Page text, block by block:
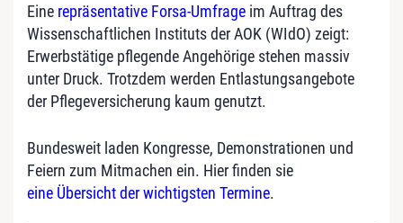
Eine repräsentative Forsa-Umfrage im Auftrag des
Wissenschaftlichen Instituts der AOK (WIdO) zeigt:
Erwerbstätige pflegende Angehörige stehen massiv
unter Druck. Trotzdem werden Entlastungsangebote
der Pflegeversicherung kaum genutzt.
Bundesweit laden Kongresse, Demonstrationen und
Feiern zum Mitmachen ein. Hier finden sie
eine Übersicht der wichtigsten Termine.